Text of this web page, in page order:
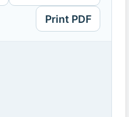
Print PDF